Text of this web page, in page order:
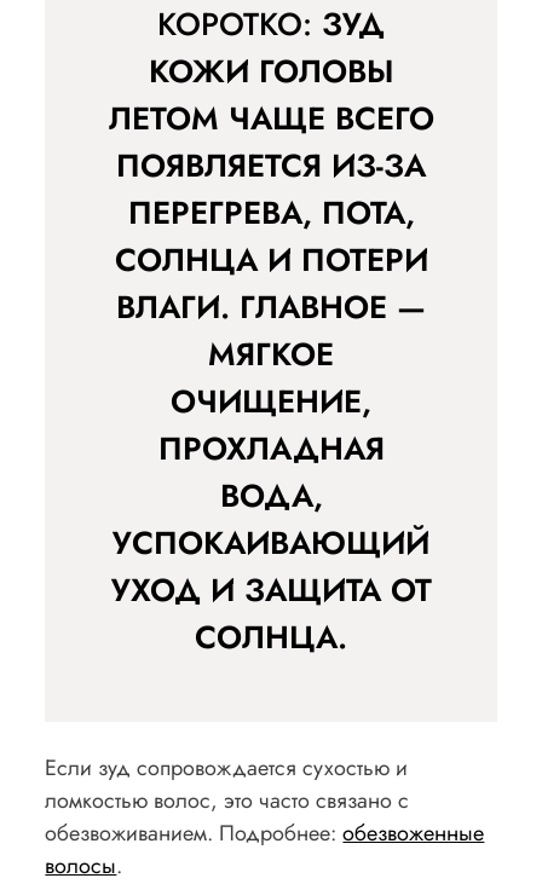
КОРОТКО: ЗУД
КОЖИ ГОЛОВЫ
ЛЕТОМ ЧАЩЕ ВСЕГО
ПОЯВЛЯЕТСЯ ИЗ-ЗА
ПЕРЕГРЕВА, ПОТА,
СОЛНЦА И ПОТЕРИ
ВЛАГИ. ГЛАВНОЕ —
МЯГКОЕ
ОЧИЩЕНИЕ,
ПРОХЛАДНАЯ
ВОДА,
УСПОКАИВАЮЩИЙ
УХОД И ЗАЩИТА ОТ
СОЛНЦА.
Если зуд сопровождается сухостью и
ломкостью волос, это часто связано с
обезвоживанием. Подробнее:обезвоженные
волосы.